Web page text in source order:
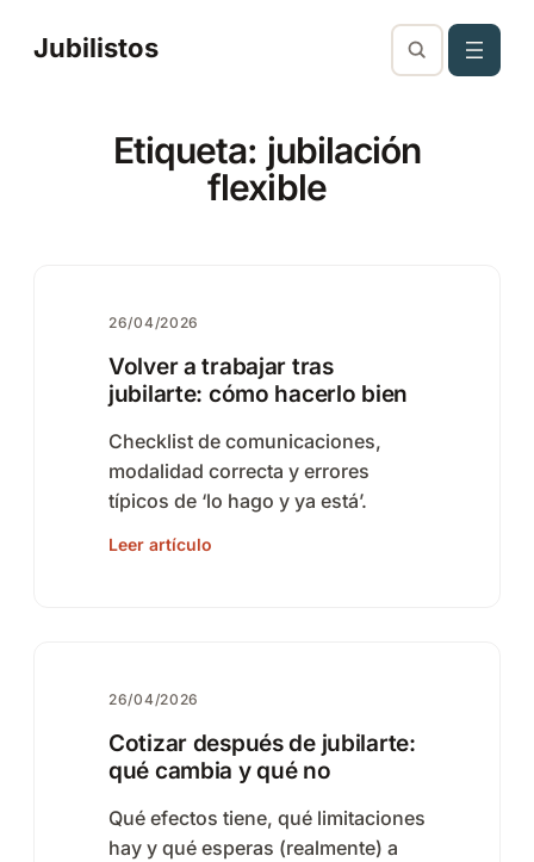
Jubilistos
Etiqueta: jubilación
flexible
26/04/2026
Volver a trabajar tras
jubilarte: cómo hacerlo bien
Checklist de comunicaciones,
modalidad correcta y errores
típicos de ‘lo hago y ya está’.
Leer artículo
26/04/2026
Cotizar después de jubilarte:
qué cambia y qué no
Qué efectos tiene, qué limitaciones
hay y qué esperas (realmente) a